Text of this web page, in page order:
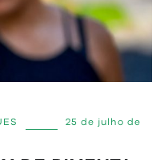
25 de julho de